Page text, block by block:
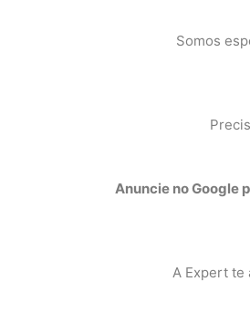
Somos
Anuncie no Google
A Expert te